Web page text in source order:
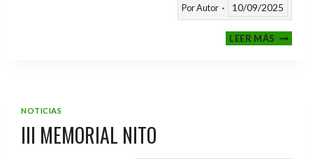
PorAutor 10/09/2025
LEER MÁS
NOTICIAS
III MEMORIAL NITO